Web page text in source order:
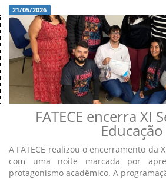
21/05/2026
FATECE encerra XI
Educação
A FATECE realizou o encerramento da
com uma noite marcada por
protagonismo acadêmico. A